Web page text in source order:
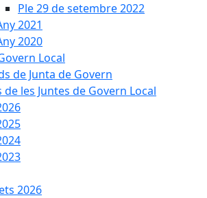
Ple 29 de setembre 2022
2021
2020
Local
de Junta de Govern
de les Juntes de Govern Local
2026